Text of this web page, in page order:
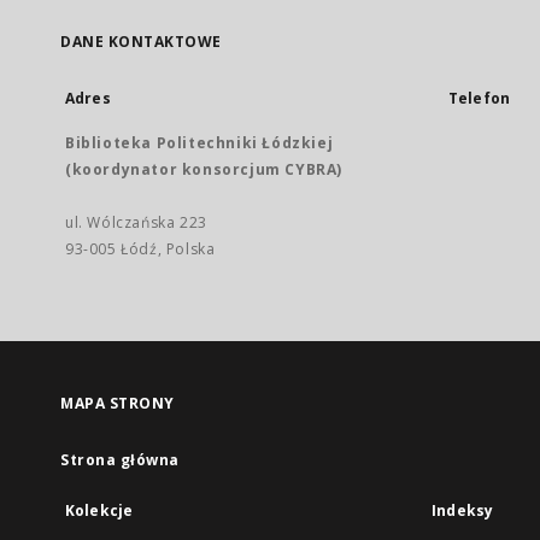
DANE KONTAKTOWE
Adres
Biblioteka Politechniki Łódzkiej
(koordynator konsorcjum CYBRA)
ul. Wólczańska 223
93-005 Łódź, Polska
Telefon
MAPA STRONY
Strona główna
Kolekcje Indeksy